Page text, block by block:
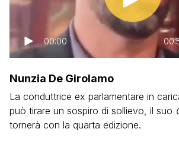
00:00
Nunzia De Girolamo
La conduttrice ex parlamentare in
può tirare un sospiro di sollievo, il suo
tornerà con la quarta edizione.